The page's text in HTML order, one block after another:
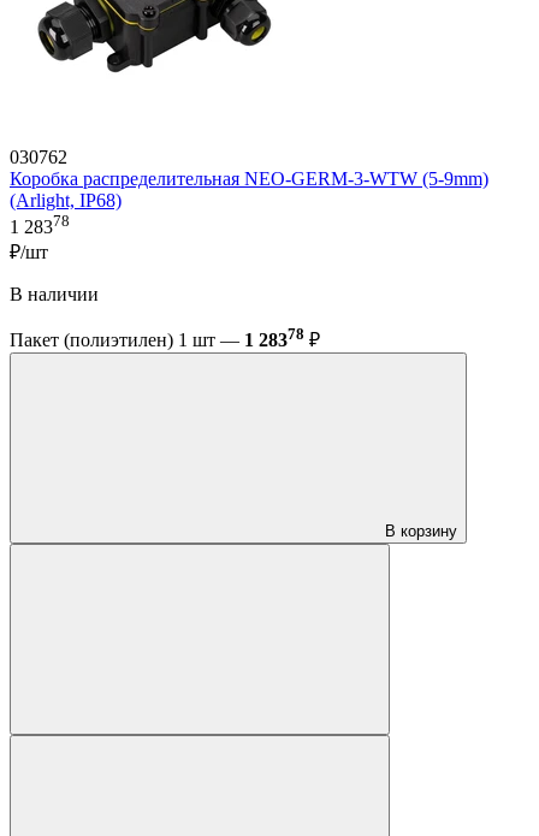
030762
Коробка распределительная NEO-GERM-3-WTW (5-9mm)
(Arlight, IP68)
1 28378
₽/шт
В наличии
Пакет (полиэтилен) 1 шт — 1 28378 ₽
В корзину